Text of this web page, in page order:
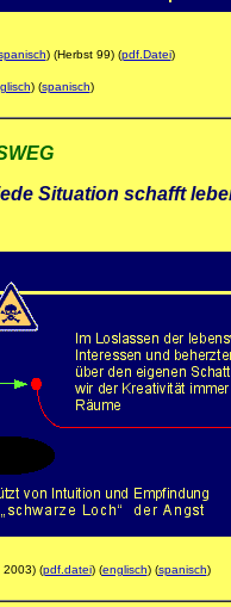
) (Herbst 99) (pdf.Datei)
) (spanisch)
Situation schafft
2003) (pdf.datei) (englisch) (spanisch)